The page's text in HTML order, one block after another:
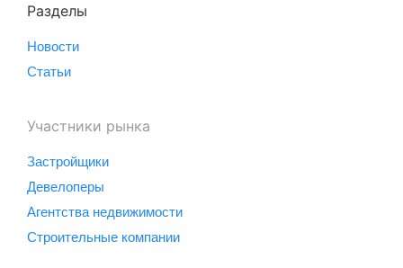
Разделы
Новости
Статьи
Участники рынка
Застройщики
Девелоперы
Агентства недвижимости
Строительные компании